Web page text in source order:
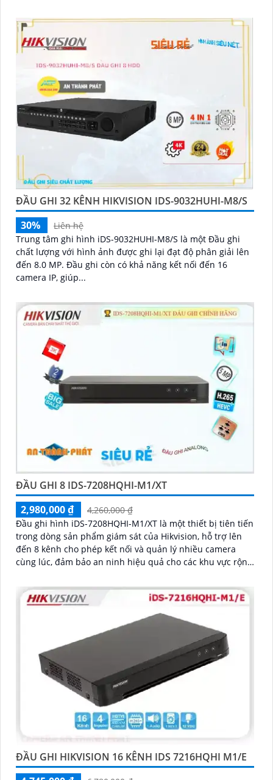
ĐẦU GHI 32 KÊNH HIKVISION IDS-9032HUHI-M8/S
30%
Liên hệ
Trung tâm ghi hình iDS-9032HUHI-M8/S là một Đầu ghi
chất lượng với hình ảnh được ghi lại đạt độ phân giải lên
đến 8.0 MP. Đầu ghi còn có khả năng kết nối đến 16
camera IP, giúp...
ĐẦU GHI 8 IDS-7208HQHI-M1/XT
2,980,000 ₫
4,260,000 ₫
Đầu ghi hình iDS-7208HQHI-M1/XT là một thiết bị tiên tiến
trong dòng sản phẩm giám sát của Hikvision, hỗ trợ lên
đến 8 kênh cho phép kết nối và quản lý nhiều camera
cùng lúc, đảm bảo an ninh hiệu quả cho các khu vực rộng
tiết, giúp dễ dàng nhận diện các đối tượngThiết bị thu
hình HD iDS-7208HQHI-M1/XT của iDS Technology thuộc
dòng sản phẩm DVR chất lượng cao, hỗ trợ đầu vào 8
camera HD, ghi hình 4K, chất lượng hình ảnh sắc nét.
ĐẦU GHI HIKVISION 16 KÊNH IDS 7216HQHI M1/E